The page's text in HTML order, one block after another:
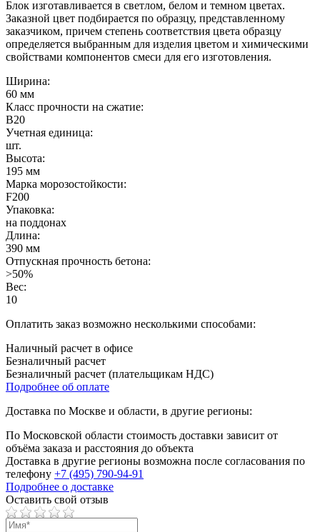
Блок изготавливается в светлом, белом и темном цветах.
Заказной цвет подбирается по образцу, представленному
заказчиком, причем степень соответствия цвета образцу
определяется выбранным для изделия цветом и химическими
свойствами компонентов смеси для его изготовления.
Ширина:
60 мм
Класс прочности на сжатие:
B20
Учетная единица:
шт.
Высота:
195 мм
Марка морозостойкости:
F200
Упаковка:
на поддонах
Длина:
390 мм
Отпускная прочность бетона:
>50%
Вес:
10
Оплатить заказ возможно несколькими способами:
Наличный расчет в офисе
Безналичный расчет
Безналичный расчет (плательщикам НДС)
Подробнее об оплате
Доставка по Москве и области, в другие регионы:
По Московской области стоимость доставки зависит от
объёма заказа и расстояния до объекта
Доставка в другие регионы возможна после согласования по
телефону +7 (495) 790-94-91
Подробнее о доставке
Оставить свой отзыв